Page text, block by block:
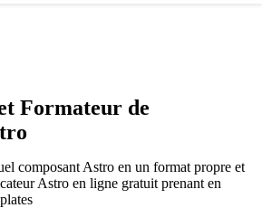
Formateur de
composant Astro en un format propre et
Astro en ligne gratuit prenant en